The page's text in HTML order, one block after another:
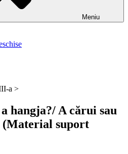
Meniu
a >
hangja?/ A cărui sau
(Material suport